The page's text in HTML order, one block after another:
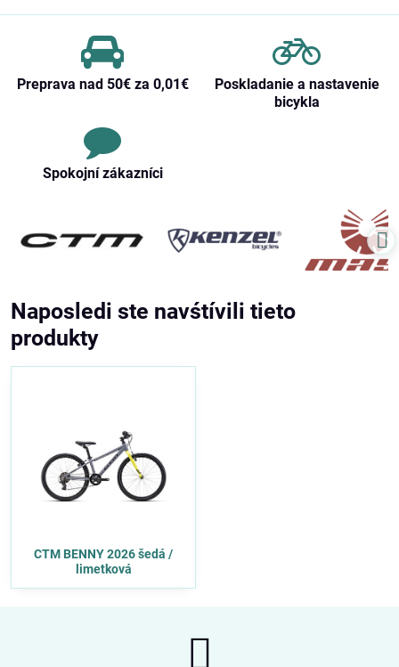
Preprava nad 50€ za 0,01€
Poskladanie a nastavenie
bicykla
Spokojní zákazníci
Naposledi ste navśtívili tieto
produkty
CTM BENNY 2026 šedá /
limetková